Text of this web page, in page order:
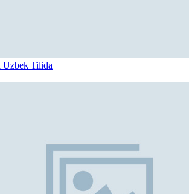
Uzbek Tilida